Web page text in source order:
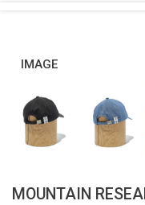
IMAGE
MOUNTAIN